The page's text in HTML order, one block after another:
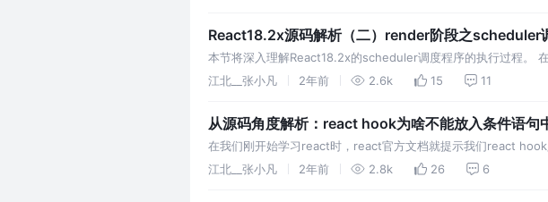
React18.2x源码解析（二）render阶段之scheduler
本节将深入理解React18.2x的scheduler调度程序的执行过程。
段？ 根据react18的源码，我们可以分成两个大的阶段： re
江北__张小凡 2年前 2.6k 15 11
从源码角度解析：react hook为啥不能放入条件语句
在我们刚开始学习react时，react官方文档就提示我们react
用。 之所以会有这样的规定，这和react hook的实现原理脱离不
江北__张小凡 2年前 2.8k 26 6